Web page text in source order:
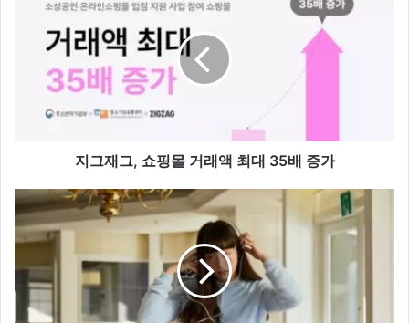
대
35
배
가
지그재그, 쇼핑몰 거래액 최대 35배 증가
삼
성
물
패
션